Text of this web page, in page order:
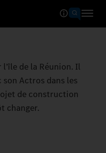
de la Réunion. Il
Actros dans les
de construction
changer.